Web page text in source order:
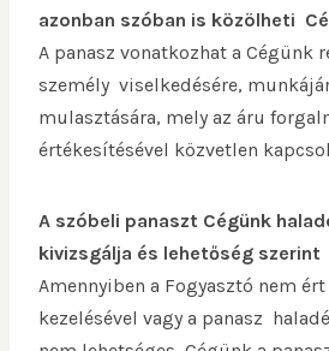
azonban szóban is közölheti
A panasz vonatkozhat a Cégünk
személy viselkedésére,
mulasztására, mely az áru
értékesítésével közvetlen
A szóbeli panaszt Cégünk
kivizsgálja és lehetőség
Amennyiben a Fogyasztó nem ért
kezelésével vagy a panasz